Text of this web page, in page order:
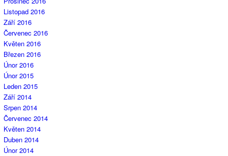
Listopad 2016
Září 2016
Červenec 2016
Květen 2016
Březen 2016
Únor 2016
Únor 2015
Leden 2015
Září 2014
Srpen 2014
Červenec 2014
Květen 2014
Duben 2014
Únor 2014